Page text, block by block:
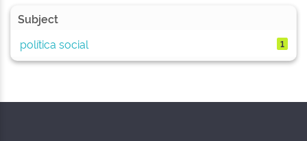
Subject
política social
1